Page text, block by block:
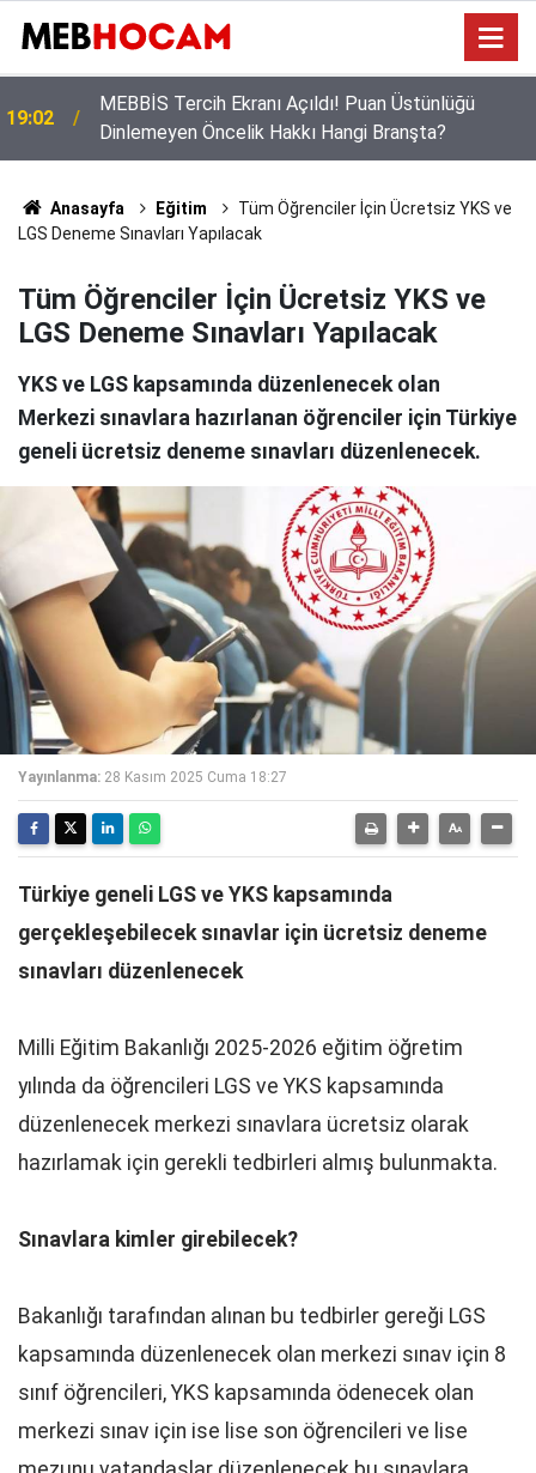
12:02
Öğrencilerin Gözü Bu Takvimde! 2026-2027 Eğitim
Yılında Kaç Gün Tatil Yapılacak?
Anasayfa Eğitim
Tüm Öğrenciler İçin Ücretsiz YKS ve
LGS Deneme Sınavları Yapılacak
Tüm Öğrenciler İçin Ücretsiz YKS ve
LGS Deneme Sınavları Yapılacak
YKS ve LGS kapsamında düzenlenecek olan
Merkezi sınavlara hazırlanan öğrenciler için Türkiye
geneli ücretsiz deneme sınavları düzenlenecek.
Yayınlanma: 28 Kasım 2025 Cuma 18:27
Türkiye geneli LGS ve YKS kapsamında
gerçekleşebilecek sınavlar için ücretsiz deneme
sınavları düzenlenecek
Milli Eğitim Bakanlığı 2025-2026 eğitim öğretim
yılında da öğrencileri LGS ve YKS kapsamında
düzenlenecek merkezi sınavlara ücretsiz olarak
hazırlamak için gerekli tedbirleri almış bulunmakta.
Sınavlara kimler girebilecek?
Bakanlığı tarafından alınan bu tedbirler gereği LGS
kapsamında düzenlenecek olan merkezi sınav için 8
sınıf öğrencileri, YKS kapsamında ödenecek olan
merkezi sınav için ise lise son öğrencileri ve lise